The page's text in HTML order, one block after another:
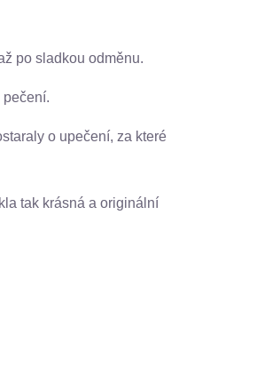
po sladkou odměnu.
o upečení, za které
tak krásná a originální